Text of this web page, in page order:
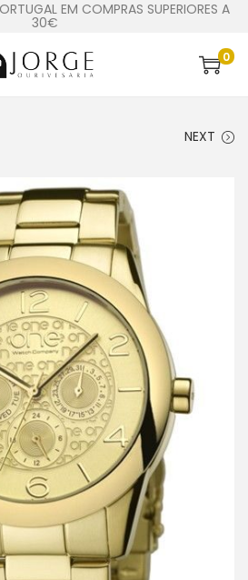
EM COMPRAS SUPERIORES A
30€
0
NEXT